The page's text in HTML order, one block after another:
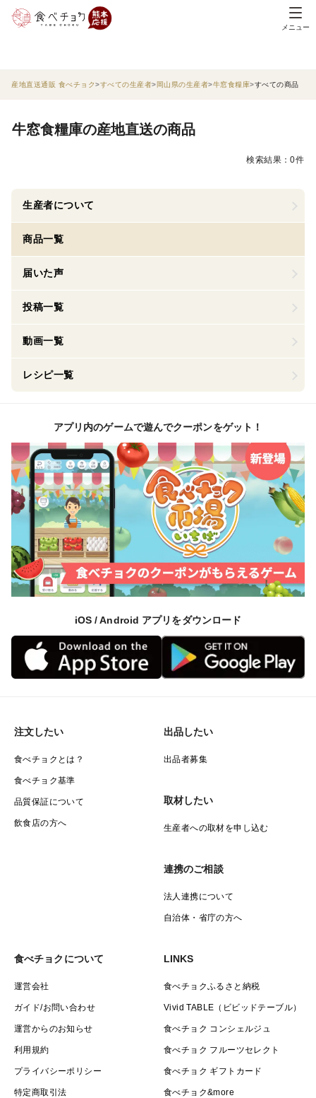
メニュー
産地直送通販 食べチョク すべての生産者 岡山県の生産者 牛窓食糧庫 すべての商品
牛窓食糧庫の産地直送の商品
検索結果：0件
生産者について
商品一覧
届いた声
投稿一覧
動画一覧
レシピ一覧
アプリ内のゲームで遊んでクーポンをゲット！
iOS / Android アプリをダウンロード
注文したい
食べチョクとは？
食べチョク基準
品質保証について
飲食店の方へ
出品したい
出品者募集
取材したい
生産者への取材を申し込む
連携のご相談
法人連携について
自治体・省庁の方へ
食べチョクについて
運営会社
ガイド/お問い合わせ
運営からのお知らせ
利用規約
プライバシーポリシー
特定商取引法
LINKS
食べチョクふるさと納税
Vivid TABLE（ビビッドテーブル）
食べチョク コンシェルジュ
食べチョク フルーツセレクト
食べチョク ギフトカード
食べチョク&more